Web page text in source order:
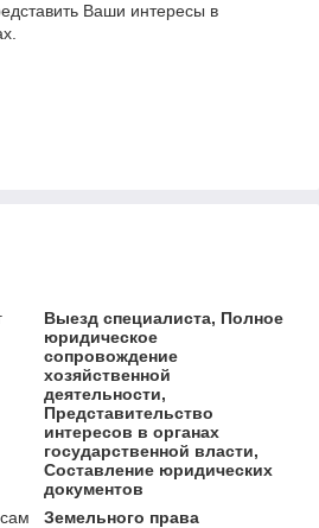
Ваши интересы в
Выезд специалиста, Полное
юридическое
сопровождение
хозяйственной
деятельности,
Представительство
интересов в органах
государственной власти,
Составление юридических
документов
Земельного права